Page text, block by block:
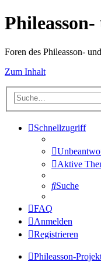
Foren des Phileasson-
Zum Inhalt
Schnellzugriff
Aktive
Suche
FAQ
Anmelden
Registrieren
Phileasson-